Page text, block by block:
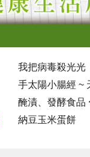
我把病毒殺光光
手太陽小腸經 ~
醃漬、發酵食品
納豆玉米蛋餅